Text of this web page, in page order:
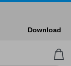
Download